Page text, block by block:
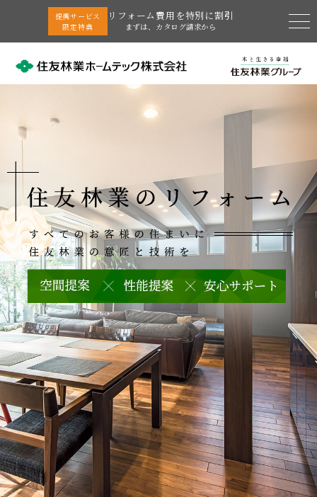
提携サービス
限定特典
リフォーム費用を特別に割引
まずは、カタログ請求から